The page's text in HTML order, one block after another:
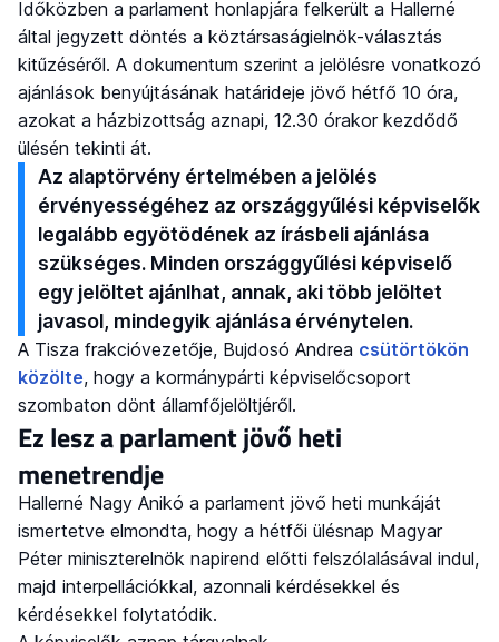
Időközben a parlament honlapjára felkerült a Hallerné
által jegyzett döntés a köztársaságielnök-választás
kitűzéséről. A dokumentum szerint a jelölésre vonatkozó
ajánlások benyújtásának határideje jövő hétfő 10 óra,
azokat a házbizottság aznapi, 12.30 órakor kezdődő
ülésén tekinti át.
Az alaptörvény értelmében a jelölés
érvényességéhez az országgyűlési képviselők
legalább egyötödének az írásbeli ajánlása
szükséges. Minden országgyűlési képviselő
egy jelöltet ajánlhat, annak, aki több jelöltet
javasol, mindegyik ajánlása érvénytelen.
A Tisza frakcióvezetője, Bujdosó Andrea csütörtökön
közölte, hogy a kormánypárti képviselőcsoport
szombaton dönt államfőjelöltjéről.
Ez lesz a parlament jövő heti
menetrendje
Hallerné Nagy Anikó a parlament jövő heti munkáját
ismertetve elmondta, hogy a hétfői ülésnap Magyar
Péter miniszterelnök napirend előtti felszólalásával indul,
majd interpellációkkal, azonnali kérdésekkel és
kérdésekkel folytatódik.